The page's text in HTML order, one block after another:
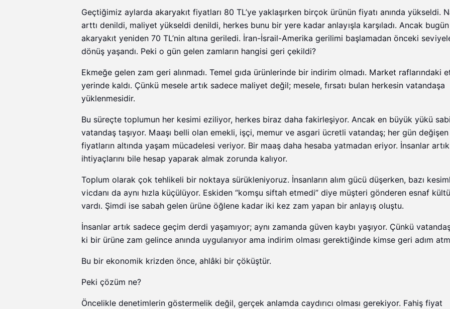
Geçtiğimiz aylarda akaryakıt fiyatları 80 TL’ye yaklaşırken birçok ürünün fiyatı anında yükseldi.
arttı denildi, maliyet yükseldi denildi, herkes bunu bir yere kadar anlayışla karşıladı. Ancak bugün
akaryakıt yeniden 70 TL’nin altına geriledi. İran-İsrail-Amerika gerilimi başlamadan önceki
dönüş yaşandı. Peki o gün gelen zamların hangisi geri çekildi?
Ekmeğe gelen zam geri alınmadı. Temel gıda ürünlerinde bir indirim olmadı. Market raflarındaki
yerinde kaldı. Çünkü mesele artık sadece maliyet değil; mesele, fırsatı bulan herkesin vatandaşa
yüklenmesidir.
Bu süreçte toplumun her kesimi eziliyor, herkes biraz daha fakirleşiyor. Ancak en büyük yükü
vatandaş taşıyor. Maaşı belli olan emekli, işçi, memur ve asgari ücretli vatandaş; her gün değişen
fiyatların altında yaşam mücadelesi veriyor. Bir maaş daha hesaba yatmadan eriyor. İnsanlar
ihtiyaçlarını bile hesap yaparak almak zorunda kalıyor.
Toplum olarak çok tehlikeli bir noktaya sürükleniyoruz. İnsanların alım gücü düşerken, bazı
vicdanı da aynı hızla küçülüyor. Eskiden “komşu siftah etmedi” diye müşteri gönderen esnaf
vardı. Şimdi ise sabah gelen ürüne öğlene kadar iki kez zam yapan bir anlayış oluştu.
İnsanlar artık sadece geçim derdi yaşamıyor; aynı zamanda güven kaybı yaşıyor. Çünkü
ki bir ürüne zam gelince anında uygulanıyor ama indirim olması gerektiğinde kimse geri adım
Bu bir ekonomik krizden önce, ahlâki bir çöküştür.
Peki çözüm ne?
Öncelikle denetimlerin göstermelik değil, gerçek anlamda caydırıcı olması gerekiyor. Fahiş fiyat